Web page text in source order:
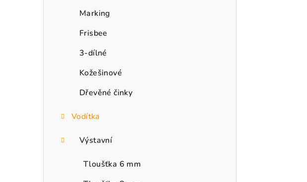
Marking
Frisbee
3-dílné
Kožešinové
Dřevěné činky
Vodítka
Výstavní
Tloušťka 6 mm